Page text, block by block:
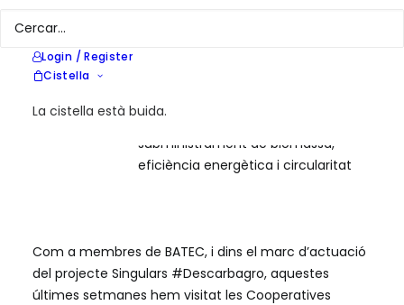
Login / Register
Cistella
La cistella està buida.
Year
subministrament de biomassa,
eficiència energètica i circularitat
Com a membres de BATEC, i dins el marc d’actuació
del projecte Singulars #Descarbagro, aquestes
últimes setmanes hem visitat les Cooperatives